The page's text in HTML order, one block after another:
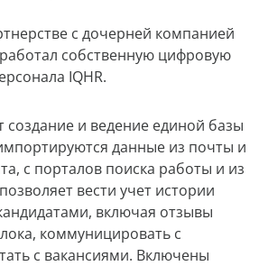
с дочерней компанией
собственную цифровую
IQHR.
создание и ведение единой базы
данные из почты и
с порталов поиска работы и из
вести учет истории
включая отзывы
коммуницировать с
с вакансиями. Включены